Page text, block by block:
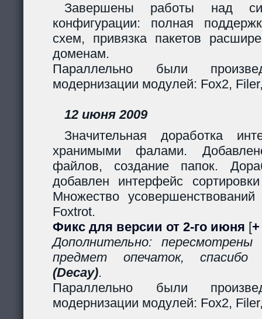
Завершены работы над
конфигурации: полная
схем, привязка пакетов
доменам.
Параллельно были
модернизации модулей: Fox2,
12 июня 2009
Значительная доработка
хранимыми фалами.
файлов, создание папок.
добавлен интерфейс
Множество
Foxtrot.
Фикс для версии от 2-го июня [
Дополнительно:
предмет опечаток,
(Decay).
Параллельно были
модернизации модулей: Fox2,